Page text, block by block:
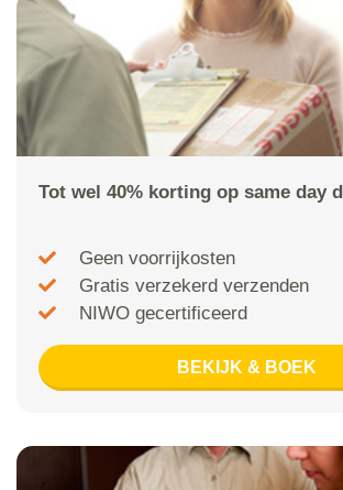
Tot wel 40% korting op same day
Geen voorrijkosten
Gratis verzekerd verzenden
NIWO gecertificeerd
BEKIJK & BOEK